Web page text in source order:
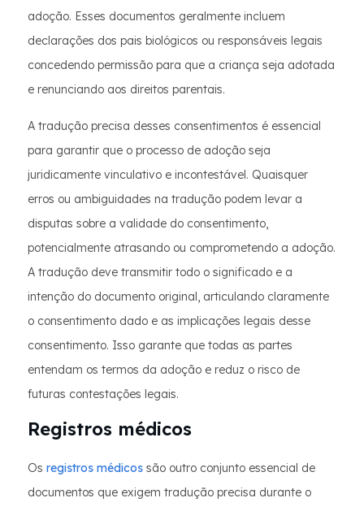
adoção. Esses documentos geralmente incluem
declarações dos pais biológicos ou responsáveis legais
concedendo permissão para que a criança seja adotada
e renunciando aos direitos parentais.
A tradução precisa desses consentimentos é essencial
para garantir que o processo de adoção seja
juridicamente vinculativo e incontestável. Quaisquer
erros ou ambiguidades na tradução podem levar a
disputas sobre a validade do consentimento,
potencialmente atrasando ou comprometendo a adoção.
A tradução deve transmitir todo o significado e a
intenção do documento original, articulando claramente
o consentimento dado e as implicações legais desse
consentimento. Isso garante que todas as partes
entendam os termos da adoção e reduz o risco de
futuras contestações legais.
Registros médicos
Os registros médicos são outro conjunto essencial de
documentos que exigem tradução precisa durante o